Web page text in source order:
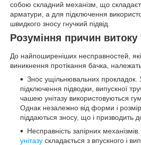
собою складний механізм, що
арматури, а для підключення
швидкого зносу гнучкий підвід.
Розуміння причин витоку
До найпоширеніших несправностей,
виникнення протікання бачка,
Знос ущільнювальних прокладок.
підключення підводки, випускної
чашею унітазу використовуються
Однак незалежно від форми і
піддаються зносу, що і призводить
Несправність запірних механізмів.
унітазу складається з впускного і